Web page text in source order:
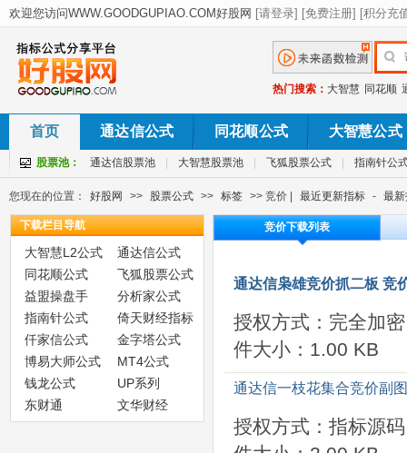
热门搜索： 大智慧 同花顺
首页 通达信公式 同花顺公式 大智慧公式
股票池： 通达信股票池 大智慧股票池 飞狐股票公式 指南针公
您现在的位置： 好股网 >> 股票公式 >> 标签 >> 竞价 | 最近更新指标 - 最
下载栏目导航
大智慧L2公式
通达信公式
同花顺公式
飞狐股票公式
益盟操盘手
分析家公式
指南针公式
倚天财经指标
仟家信公式
金字塔公式
博易大师公式
MT4公式
钱龙公式
UP系列
东财通
文华财经
竞价下载列表
通达信枭雄竞价抓二板 竞
授权方式：完全加密
件大小：1.00 KB
通达信一枝花集合竞价副
授权方式：指标源码